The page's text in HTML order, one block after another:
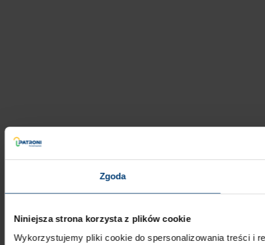
Zgoda
Niniejsza strona korzysta z plików cookie
Wykorzystujemy pliki cookie do spersonalizowania treści i